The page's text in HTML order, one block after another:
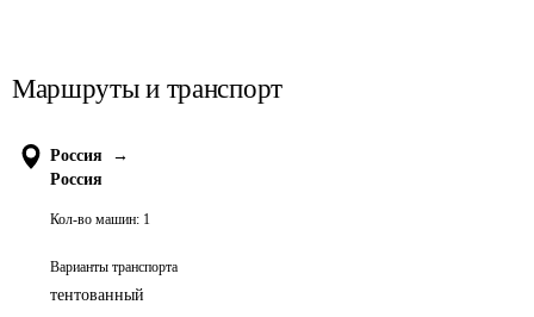
Маршруты и транспорт
Россия
→
Россия
Кол-во машин: 1
Варианты транспорта
тентованный